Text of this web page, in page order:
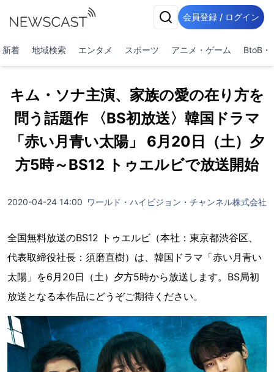
会員登録 / ログイン
新着 地域検索 エンタメ スポーツ アニメ・ゲーム BtoB・
キム・ソナ主演、家族の愛の在り方を
問う話題作 〈BS初放送〉韓国ドラマ
「赤い月青い太陽」 6月20日（土）夕
方5時～BS12 トゥエルビで放送開始
2020-04-24 14:00 ワールド・ハイビジョン・チャンネル株式会社
全国無料放送のBS12 トゥエルビ（本社：東京都渋谷区、
代表取締役社長：須磨直樹）は、韓国ドラマ「赤い月青い
太陽」を6月20日（土）夕方5時から放送します。BS局初
放送となる本作品にどうぞご期待ください。